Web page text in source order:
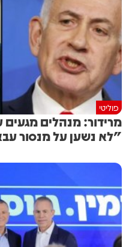
פוליטי
מרידור: מנהלים
"לא נשען על מנסור